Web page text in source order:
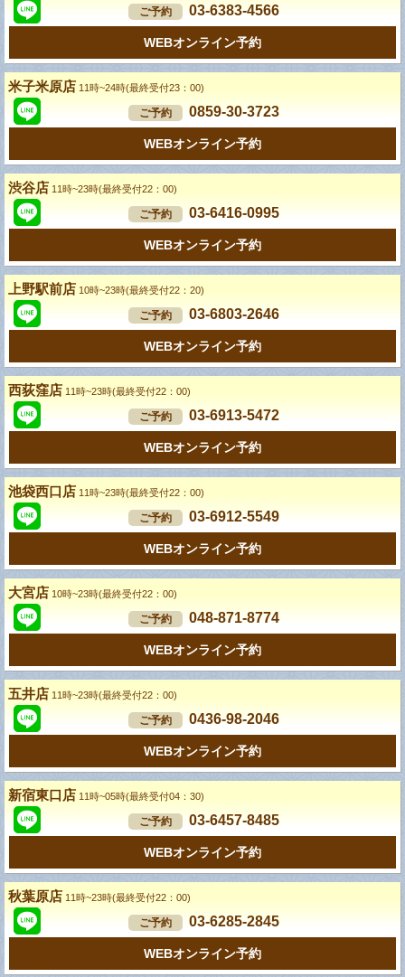
ご予約 03-6383-4566
WEBオンライン予約
米子米原店 11時~24時(最終受付23：00)
ご予約 0859-30-3723
WEBオンライン予約
渋谷店 11時~23時(最終受付22：00)
ご予約 03-6416-0995
WEBオンライン予約
上野駅前店 10時~23時(最終受付22：20)
ご予約 03-6803-2646
WEBオンライン予約
西荻窪店 11時~23時(最終受付22：00)
ご予約 03-6913-5472
WEBオンライン予約
池袋西口店 11時~23時(最終受付22：00)
ご予約 03-6912-5549
WEBオンライン予約
大宮店 10時~23時(最終受付22：00)
ご予約 048-871-8774
WEBオンライン予約
五井店 11時~23時(最終受付22：00)
ご予約 0436-98-2046
WEBオンライン予約
新宿東口店 11時~05時(最終受付04：30)
ご予約 03-6457-8485
WEBオンライン予約
秋葉原店 11時~23時(最終受付22：00)
ご予約 03-6285-2845
WEBオンライン予約